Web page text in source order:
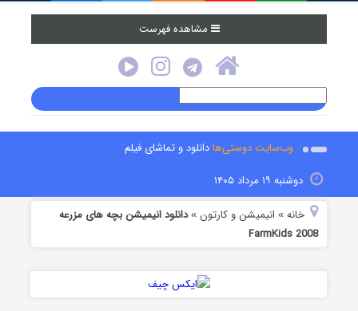
مشاهده فهرست
وب‌سایت دوستی‌هادانلود و تماشای فیلم
دوشنبه ۱۹ مرداد ۱۴۰۵
خانه » انیمیشن و کارتون »دانلود انیمیشن بچه های مزرعه
FarmKids 2008